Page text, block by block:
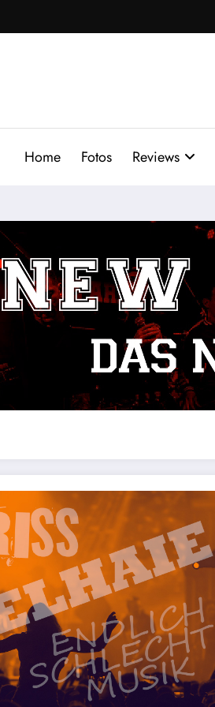
Home Fotos Reviews